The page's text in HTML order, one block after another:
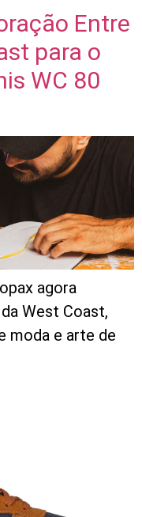
Entre
para o
WC 80
agora
West Coast,
moda e arte de